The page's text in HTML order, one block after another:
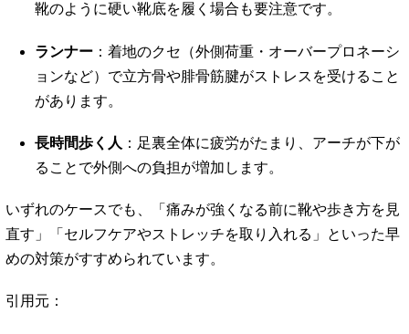
靴のように硬い靴底を履く場合も要注意です。
ランナー ：着地のクセ（外側荷重・オーバープロネーシ
ョンなど）で立方骨や腓骨筋腱がストレスを受けること
があります。
長時間歩く人 ：足裏全体に疲労がたまり、アーチが下が
ることで外側への負担が増加します。
いずれのケースでも、「痛みが強くなる前に靴や歩き方を見
直す」「セルフケアやストレッチを取り入れる」といった早
めの対策がすすめられています。
引用元：